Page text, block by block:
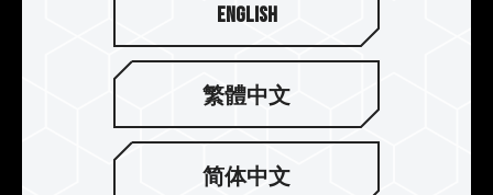
English
繁體中文
简体中文